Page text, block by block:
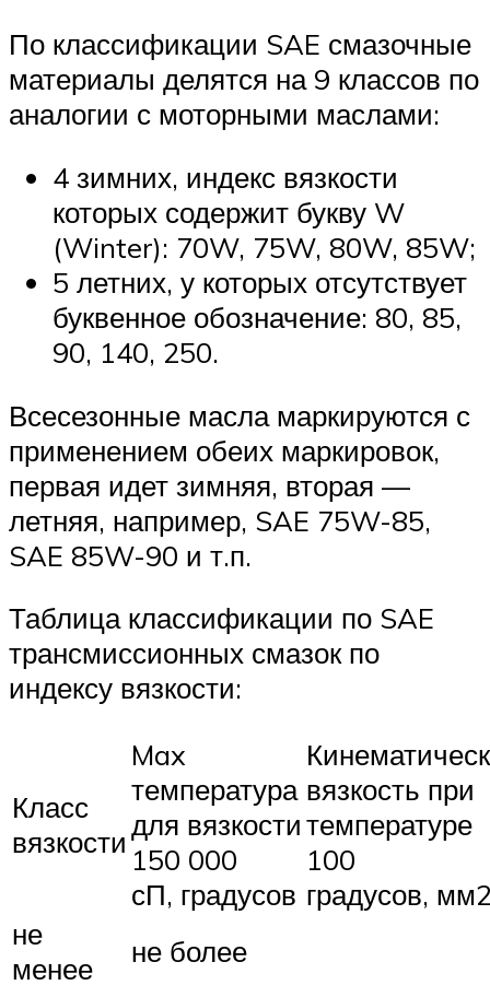
По классификации SAE смазочные
материалы делятся на 9 классов по
аналогии с моторными маслами:
4 зимних, индекс вязкости
которых содержит букву W
(Winter): 70W, 75W, 80W, 85W;
5 летних, у которых отсутствует
буквенное обозначение: 80, 85,
90, 140, 250.
Всесезонные масла маркируются с
применением обеих маркировок,
первая идет зимняя, вторая —
летняя, например, SAE 75W-85,
SAE 85W-90 и т.п.
Таблица классификации по SAE
трансмиссионных смазок по
индексу вязкости:
Класс
вязкости
Max
температура
для вязкости
150 000
сП, градусов
вязкость при
температуре
100
градусов,
не
менее
не более